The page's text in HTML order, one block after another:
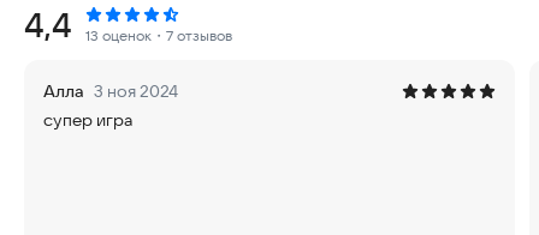
В каждом уровне вы будете встречать кучу разных врагов.
Зомби, слабые зомби, быстрые зомби-зубастики, скелеты,
канализацонные криперы, эйсид (кислотные) криперы!
Рейтинг:
4,4 13 оценок ・7 отзывов
Алла 3 ноя 2024
супер игра